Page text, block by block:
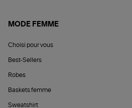
MODE FEMME
Choisi pour vous
Best-Sellers
Robes
Baskets femme
Sweatshirt